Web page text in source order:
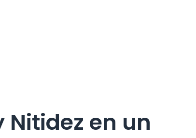
Nitidez en un